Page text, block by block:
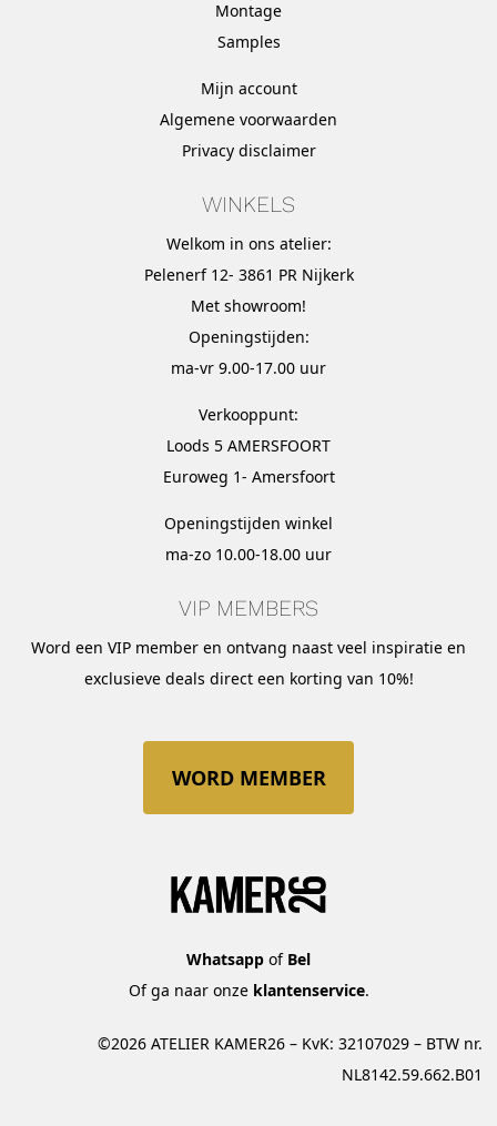
Montage
Samples
Mijn account
Algemene voorwaarden
Privacy disclaimer
WINKELS
Welkom in ons atelier:
Pelenerf 12- 3861 PR Nijkerk
Met showroom!
Openingstijden:
ma-vr 9.00-17.00 uur
Verkooppunt:
Loods 5 AMERSFOORT
Euroweg 1- Amersfoort
Openingstijden winkel
ma-zo 10.00-18.00 uur
VIP MEMBERS
Word een VIP member en ontvang naast veel inspiratie en
exclusieve deals direct een korting van 10%!
WORD MEMBER
Whatsapp of Bel
Of ga naar onze klantenservice.
©2026 ATELIER KAMER26 – KvK: 32107029 – BTW nr.
NL8142.59.662.B01